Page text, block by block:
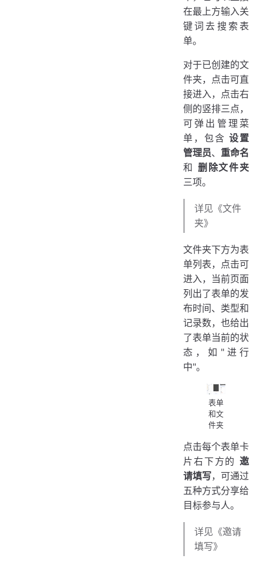
在最上方输入关
键词去搜索表
单。
对于已创建的文
件夹，点击可直
接进入，点击右
侧的竖排三点，
可弹出管理菜
单，包含设置
管理员、 重命名
和 删除文件夹
三项。
详见《文件
夹》
文件夹下方为表
单列表，点击可
进入，当前页面
列出了表单的发
布时间、类型和
记录数，也给出
了表单当前的状
态，如"进行
中"。
表单
和文
件夹
点击每个表单卡
片右下方的 邀
请填写，可通过
五种方式分享给
目标参与人。
详见《邀请
填写》